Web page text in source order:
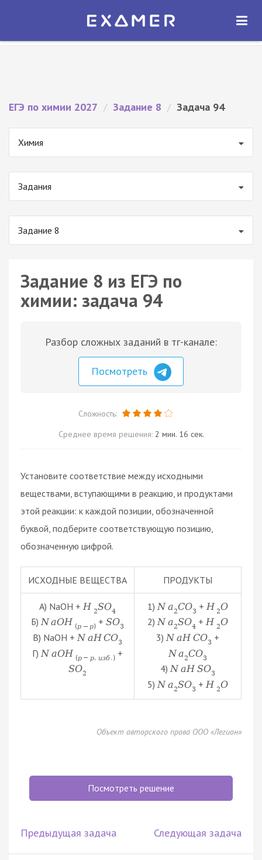
Экзамер — ЕГЭ 2027
ОТКРЫТЬ
ЕГЭ по химии 2027 / Задание 8 / Задача 94
Химия
Задания
Задание 8
Задание 8 из ЕГЭ по
химии: задача 94
Разбор сложных заданий в тг-канале:
Посмотреть
Сложность:
Среднее время решения: 2 мин. 16 сек.
Установите соответствие между исходными
веществами, вступающими в реакцию, и продуктами
этой реакции: к каждой позиции, обозначенной
буквой, подберите соответствующую позицию,
обозначенную цифрой.
ИСХОДНЫЕ ВЕЩЕСТВА ПРОДУКТЫ
А) NaOH + H 2SO4
Б)NaOH (р − р) +SO3
В) NaOH +N aHCO3
Г) NaOH (р − р, изб.) +
SO2
1) N a2CO3 + H 2O
2)Na2SO4 + H 2O
3)NaH CO3 +
Na2CO3
4)NaH SO3
5)Na2SO3 + H 2O
Объект авторского права ООО «Легион»
Посмотреть решение
Предыдущая задача Следующая задача